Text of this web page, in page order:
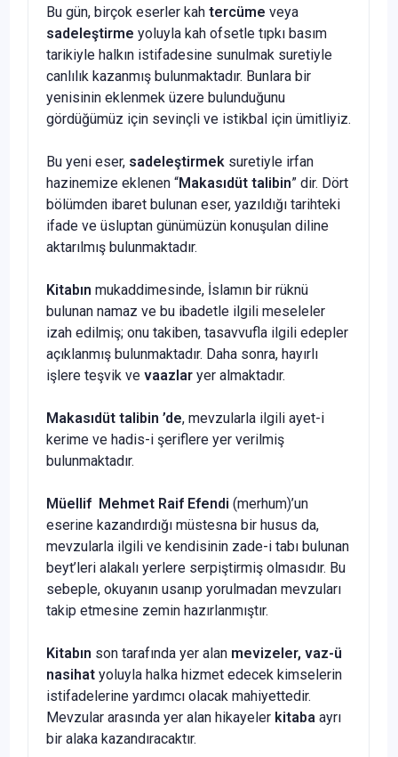
Bu gün, birçok eserler kah tercüme veya
sadeleştirme yoluyla kah ofsetle tıpkı basım
tarikiyle halkın istifadesine sunulmak suretiyle
canlılık kazanmış bulunmaktadır. Bunlara bir
yenisinin eklenmek üzere bulunduğunu
gördüğümüz için sevinçli ve istikbal için ümitliyiz.
Bu yeni eser, sadeleştirmek suretiyle irfan
hazinemize eklenen “Makasıdüt talibin” dir. Dört
bölümden ibaret bulunan eser, yazıldığı tarihteki
ifade ve üsluptan günümüzün konuşulan diline
aktarılmış bulunmaktadır.
Kitabın mukaddimesinde, İslamın bir rüknü
bulunan namaz ve bu ibadetle ilgili meseleler
izah edilmiş; onu takiben, tasavvufla ilgili edepler
açıklanmış bulunmaktadır. Daha sonra, hayırlı
işlere teşvik ve vaazlar yer almaktadır.
Makasıdüt talibin ’de, mevzularla ilgili ayet-i
kerime ve hadis-i şeriflere yer verilmiş
bulunmaktadır.
Müellif Mehmet Raif Efendi (merhum)’un
eserine kazandırdığı müstesna bir husus da,
mevzularla ilgili ve kendisinin zade-i tabı bulunan
beyt’leri alakalı yerlere serpiştirmiş olmasıdır. Bu
sebeple, okuyanın usanıp yorulmadan mevzuları
takip etmesine zemin hazırlanmıştır.
Kitabın son tarafında yer alan mevizeler, vaz-ü
nasihat yoluyla halka hizmet edecek kimselerin
istifadelerine yardımcı olacak mahiyettedir.
Mevzular arasında yer alan hikayeler kitaba ayrı
bir alaka kazandıracaktır.